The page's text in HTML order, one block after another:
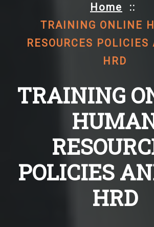
Home ::
TRAINING ONLINE
RESOURCES POLICIES
HRD
TRAINING
POLICIES
HRD